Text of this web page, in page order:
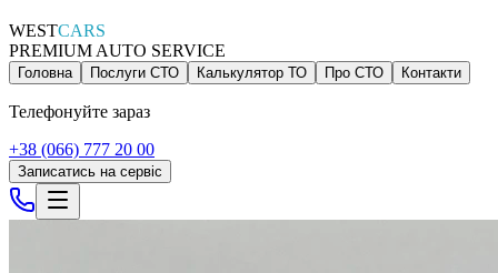
WESTCARS
PREMIUM AUTO SERVICE
Головна Послуги СТО Калькулятор ТО Про СТО Контакти
Телефонуйте зараз
+38 (066) 777 20 00
Записатись на сервіс